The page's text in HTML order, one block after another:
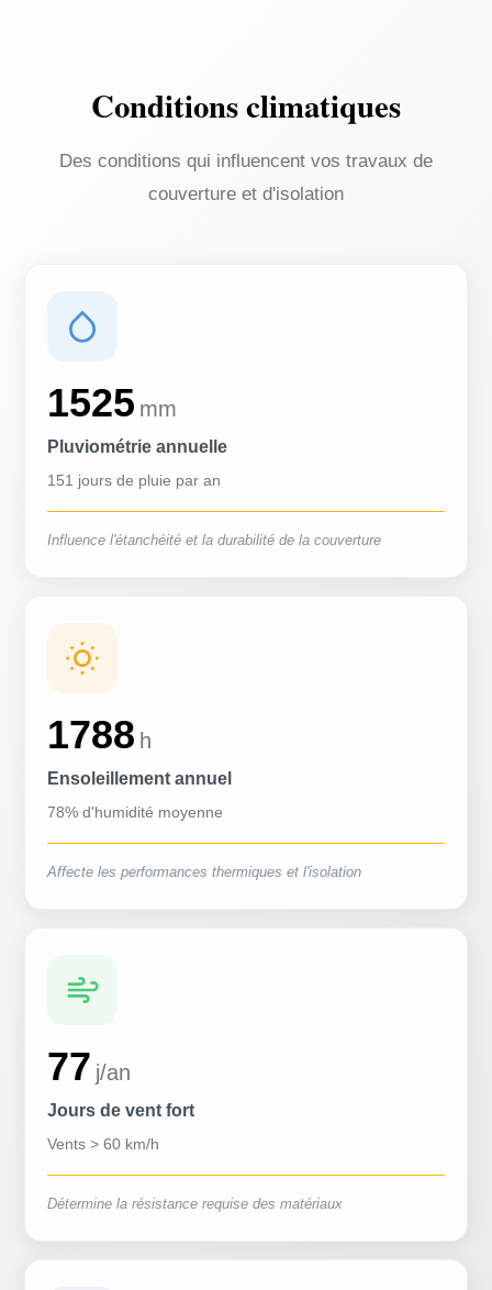
Conditions climatiques
Des conditions qui influencent vos travaux de
couverture et d'isolation
1525 mm
Pluviométrie annuelle
151 jours de pluie par an
Influence l'étanchéité et la durabilité de la couverture
1788 h
Ensoleillement annuel
78% d'humidité moyenne
Affecte les performances thermiques et l'isolation
77 j/an
Jours de vent fort
Vents > 60 km/h
Détermine la résistance requise des matériaux